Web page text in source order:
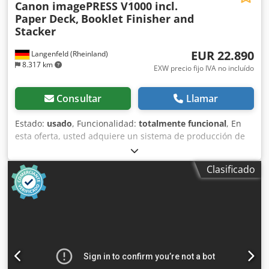
Langenfeld (Rheinland)
8.317 km
Canon imagePRESS V1000 incl.
Paper Deck, Booklet Finisher and
Stacker
EUR 22.890
EXW precio fijo IVA no incluído
Consultar Llamar
Estado: usado, Funcionalidad: totalmente funcional, En
esta oferta, usted adquiere un sistema de producción de
color usado, el "Canon imagePRESS V1000". Objeto de la
venta: 1x Canon imagePRESS V1000 con la siguiente
configuración: Incluye controlador Prisma. Incluye bandeja
de papel E1/bypass D1. Incluye unidad de acabado de
folletos AF1. Incluye unidad de detección. ¿Esta
contador: Total: Aproximadamente 3.779.299 páginas.
Estado: Esta oferta se refiere a un equipo usado que, en
Clasificado